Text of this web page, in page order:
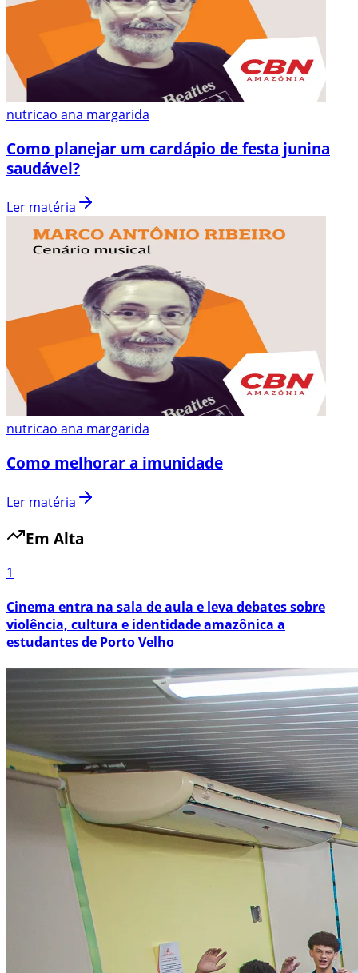
nutricao ana margarida
Como planejar um cardápio de festa junina
saudável?
Ler matéria
nutricao ana margarida
Como melhorar a imunidade
Ler matéria
Em Alta
1
Cinema entra na sala de aula e leva debates sobre
violência, cultura e identidade amazônica a
estudantes de Porto Velho